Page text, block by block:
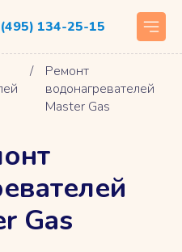
134-25-15
/
Ремонт
водонагревателей
Master Gas
Gas